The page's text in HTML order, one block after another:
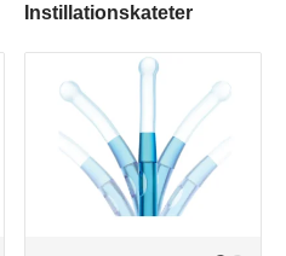
Instillationskateter